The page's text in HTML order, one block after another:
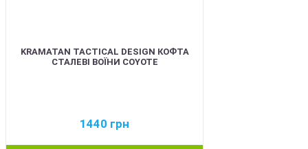
KRAMATAN TACTICAL DESIGN КОФТА
СТАЛЕВІ ВОЇНИ COYOTE
1440 грн